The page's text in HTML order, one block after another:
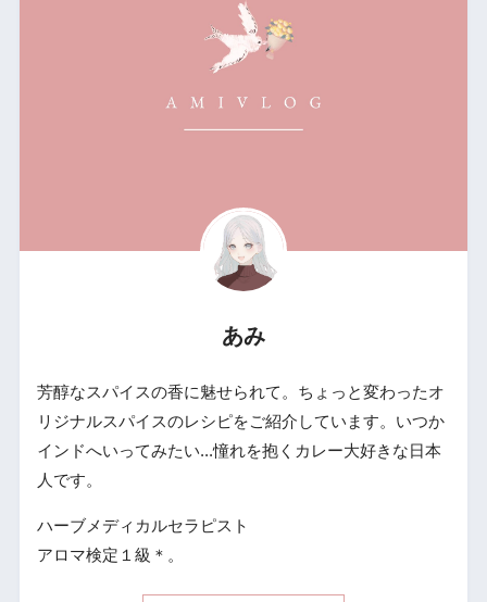
あみ
芳醇なスパイスの香に魅せられて。ちょっと変わったオ
リジナルスパイスのレシピをご紹介しています。いつか
インドへいってみたい...憧れを抱くカレー大好きな日本
人です。
ハーブメディカルセラピスト
アロマ検定１級＊。